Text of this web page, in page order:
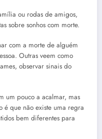
ou rodas de amigos,
sobre sonhos com morte.
com a morte de alguém
Outras veem como
observar sinais do
um pouco a acalmar, mas
é que não existe uma regra
bem diferentes para